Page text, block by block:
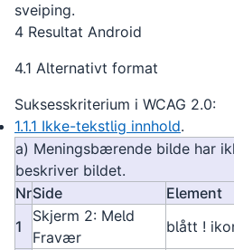
sveiping.
4 Resultat Android
4.1 Alternativt format
Suksesskriterium i WCAG 2.0:
1.1.1 Ikke-tekstlig innhold.
a) Meningsbærende bilde har
beskriver bildet.
NrSide Element
1
Skjerm 2: Meld
Fravær
blått !